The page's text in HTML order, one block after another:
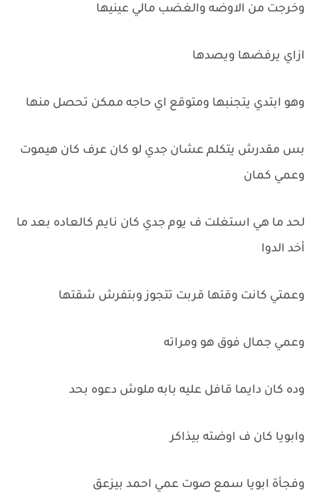
وخرجت من الاوضه والغضب مالي عينيها
ازاي يرفضها ويصدها
وهو ابتدي يتجنبها ومتوقع اي حاجه ممكن تحصل منها
بس مقدرش يتكلم عشان جدي لو كان عرف كان هيموت
وعمي كمان
لحد ما هي استغلت ف يوم جدي كان نايم كالعاده بعد ما
أخد الدوا
وعمتي كانت وقتها قربت تتجوز وبتفرش شقتها
وعمي جمال فوق هو ومراته
وده كان دايما قافل عليه بابه ملوش دعوه بحد
وابويا كان ف اوضته بيذاكر
وفجأة ابويا سمع صوت عمي احمد بيزعق